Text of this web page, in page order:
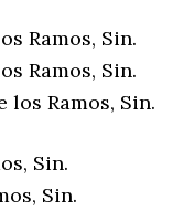
Ramos, Sin.
Ramos, Sin.
los Ramos, Sin.
Sin.
Sin.